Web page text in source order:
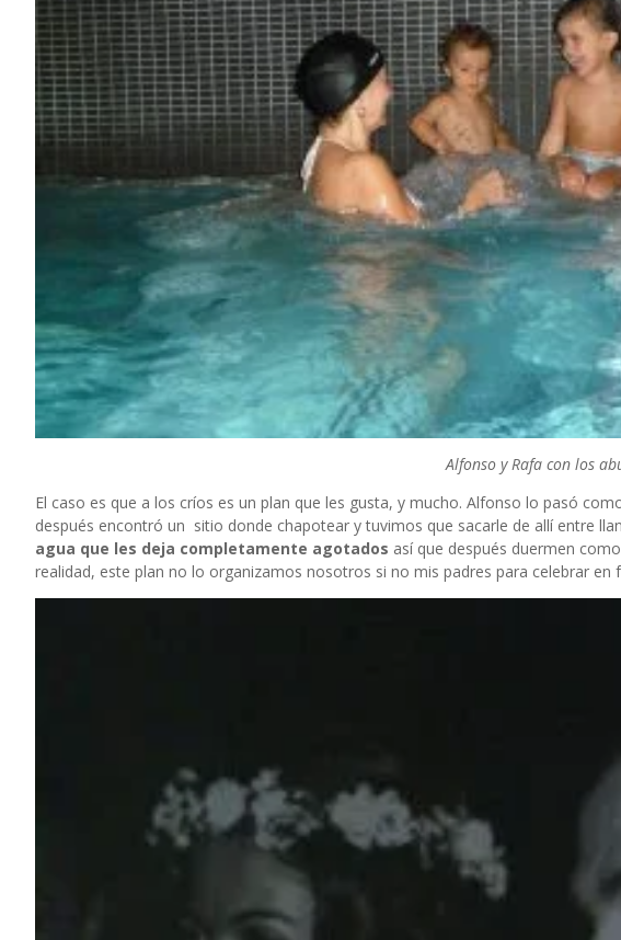
Alfonso y Rafa con los
El caso es que a los críos es un plan que les gusta, y mucho. Alfonso lo pasó
después encontró un sitio donde chapotear y tuvimos que sacarle de allí entre
agua que les deja completamente agotados así que después duermen
realidad, este plan no lo organizamos nosotros si no mis padres para celebrar en